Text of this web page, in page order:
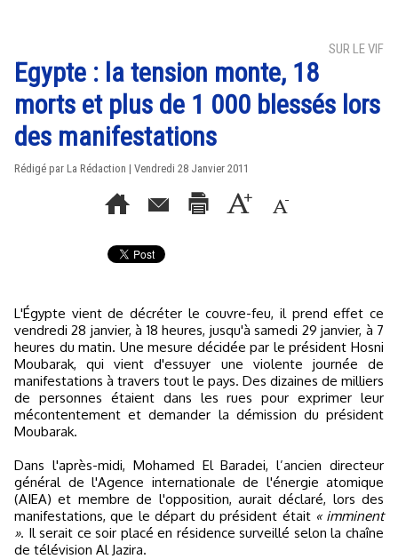
SUR LE VIF
Egypte : la tension monte, 18
morts et plus de 1 000 blessés lors
des manifestations
Rédigé par La Rédaction | Vendredi 28 Janvier 2011
L'Égypte vient de décréter le couvre-feu, il prend effet ce
vendredi 28 janvier, à 18 heures, jusqu'à samedi 29 janvier, à 7
heures du matin. Une mesure décidée par le président Hosni
Moubarak, qui vient d'essuyer une violente journée de
manifestations à travers tout le pays. Des dizaines de milliers
de personnes étaient dans les rues pour exprimer leur
mécontentement et demander la démission du président
Moubarak.
Dans l'après-midi, Mohamed El Baradei, l’ancien directeur
général de l'Agence internationale de l'énergie atomique
(AIEA) et membre de l'opposition, aurait déclaré, lors des
manifestations, que le départ du président était « imminent
». Il serait ce soir placé en résidence surveillé selon la chaîne
de télévision Al Jazira.